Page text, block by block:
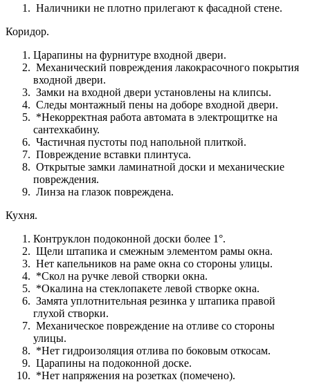
Наличники не плотно прилегают к фасадной стене.
Коридор.
Царапины на фурнитуре входной двери.
Механический повреждения лакокрасочного покрытия
входной двери.
Замки на входной двери установлены на клипсы.
Следы монтажный пены на доборе входной двери.
*Некорректная работа автомата в электрощитке на
сантехкабину.
Частичная пустоты под напольной плиткой.
Повреждение вставки плинтуса.
Открытые замки ламинатной доски и механические
повреждения.
Линза на глазок повреждена.
Кухня.
Контруклон подоконной доски более 1°.
Щели штапика и смежным элементом рамы окна.
Нет капельников на раме окна со стороны улицы.
*Скол на ручке левой створки окна.
*Окалина на стеклопакете левой створке окна.
Замята уплотнительная резинка у штапика правой
глухой створки.
Механическое повреждение на отливе со стороны
улицы.
*Нет гидроизоляция отлива по боковым откосам.
Царапины на подоконной доске.
*Нет напряжения на розетках (помечено).